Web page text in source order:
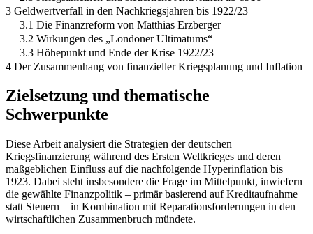
3 Geldwertverfall in den Nachkriegsjahren bis 1922/23
3.1 Die Finanzreform von Matthias Erzberger
3.2 Wirkungen des „Londoner Ultimatums“
3.3 Höhepunkt und Ende der Krise 1922/23
4 Der Zusammenhang von finanzieller Kriegsplanung und Inflation
Zielsetzung und thematische
Schwerpunkte
Diese Arbeit analysiert die Strategien der deutschen
Kriegsfinanzierung während des Ersten Weltkrieges und deren
maßgeblichen Einfluss auf die nachfolgende Hyperinflation bis
1923. Dabei steht insbesondere die Frage im Mittelpunkt, inwiefern
die gewählte Finanzpolitik – primär basierend auf Kreditaufnahme
statt Steuern – in Kombination mit Reparationsforderungen in den
wirtschaftlichen Zusammenbruch mündete.